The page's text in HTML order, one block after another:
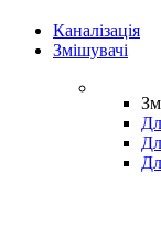
Каналізація
Змішувачі